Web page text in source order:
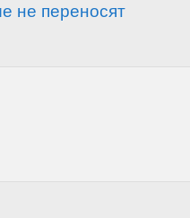
не переносят